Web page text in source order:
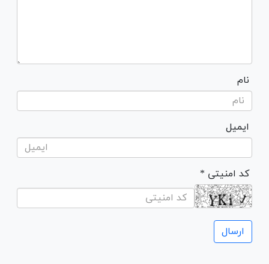
نام
ایمیل
* کد امنیتی